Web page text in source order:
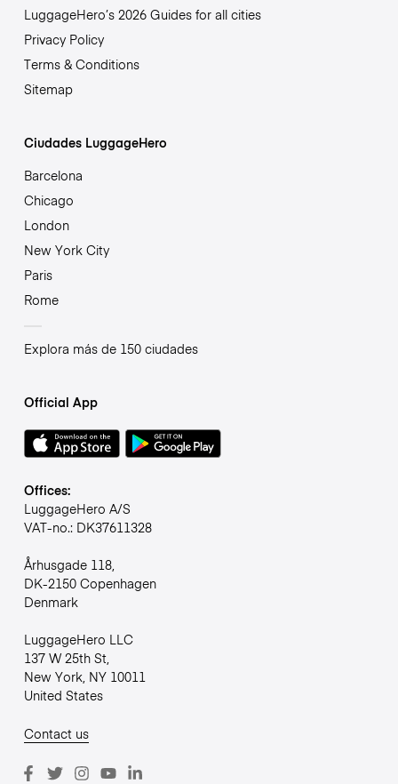
LuggageHero’s 2026 Guides for all cities
Privacy Policy
Terms & Conditions
Sitemap
Ciudades LuggageHero
Barcelona
Chicago
London
New York City
Paris
Rome
Explora más de 150 ciudades
Official App
Offices:
LuggageHero A/S
VAT-no.: DK37611328
Århusgade 118,
DK-2150 Copenhagen
Denmark
LuggageHero LLC
137 W 25th St,
New York, NY 10011
United States
Contact us